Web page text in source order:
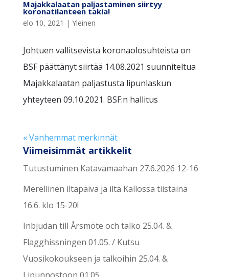
Majakkalaatan paljastaminen siirtyy
koronatilanteen takia!
elo 10, 2021 | Yleinen
Johtuen vallitsevista koronaolosuhteista on
BSF päättänyt siirtää 14.08.2021 suunniteltua
Majakkalaatan paljastusta lipunlaskun
yhteyteen 09.10.2021. BSF:n hallitus
« Vanhemmat merkinnät
Viimeisimmät artikkelit
Tutustuminen Katavamaahan 27.6.2026 12-16
Merellinen iltapäivä ja ilta Kallossa tiistaina
16.6. klo 15-20!
Inbjudan till Årsmöte och talko 25.04. &
Flagghissningen 01.05. / Kutsu
Vuosikokoukseen ja talkoihin 25.04. &